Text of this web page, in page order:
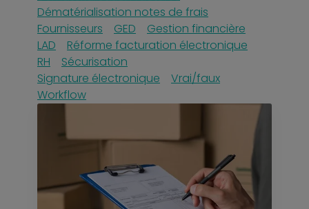
Dématérialisation notes de frais
Fournisseurs
GED
Gestion financière
LAD
Réforme facturation électronique
RH
Sécurisation
Signature électronique
Vrai/faux
Workflow